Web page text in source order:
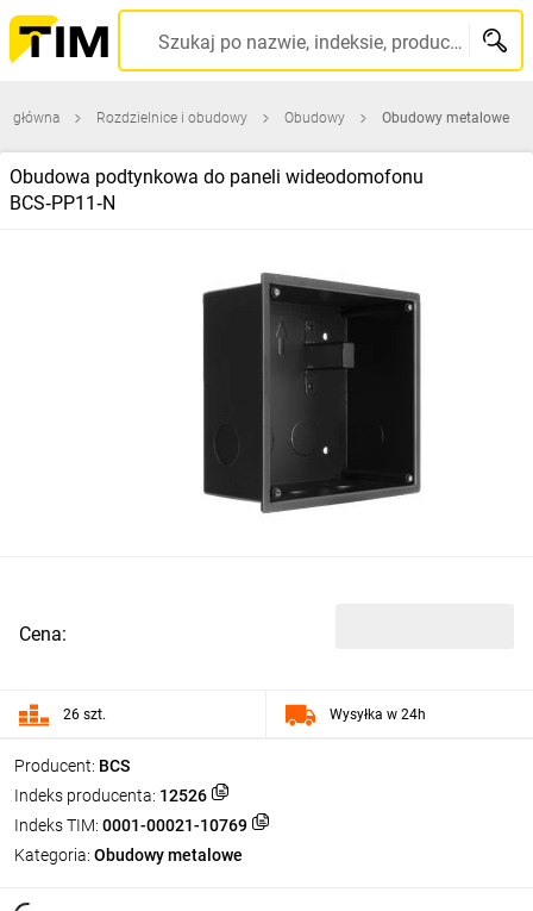
Szukaj po nazwie, indeksie, producencie, kodzie kreskowym...
główna Rozdzielnice i obudowy Obudowy Obudowy metalowe
Obudowa podtynkowa do paneli wideodomofonu
BCS‑PP11‑N
Producent: BCS
Indeks producenta: 12526
Indeks TIM: 0001-00021-10769
Kategoria: Obudowy metalowe
Cena:
26 szt. Wysyłka w 24h